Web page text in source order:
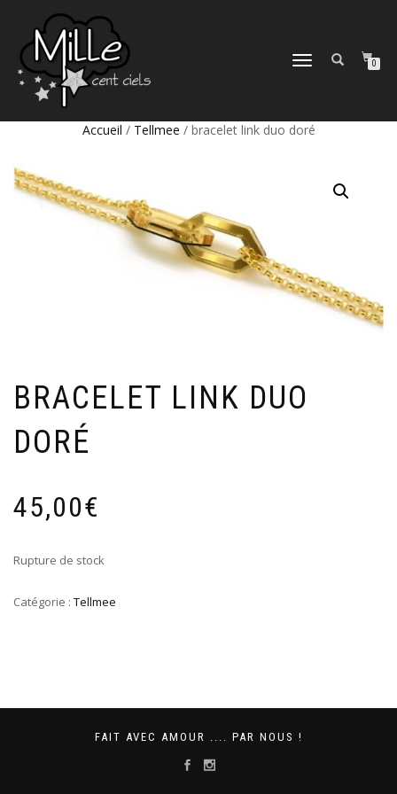
DÉPLIER
0
Accueil / Tellmee / bracelet link duo doré
BRACELET LINK DUO
DORÉ
45,00€
Rupture de stock
Catégorie : Tellmee
FAIT AVEC AMOUR .... PAR NOUS !